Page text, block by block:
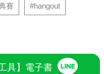
賽 #hangout
具】電子書